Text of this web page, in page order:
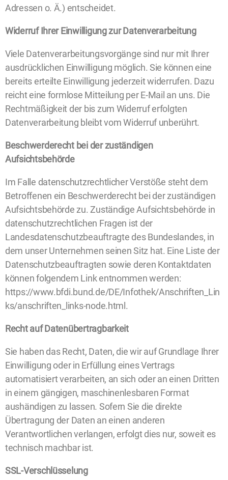
Adressen o. Ä.) entscheidet.
Widerruf Ihrer Einwilligung zur Datenverarbeitung
Viele Datenverarbeitungsvorgänge sind nur mit Ihrer
ausdrücklichen Einwilligung möglich. Sie können eine
bereits erteilte Einwilligung jederzeit widerrufen. Dazu
reicht eine formlose Mitteilung per E-Mail an uns. Die
Rechtmäßigkeit der bis zum Widerruf erfolgten
Datenverarbeitung bleibt vom Widerruf unberührt.
Beschwerderecht bei der zuständigen
Aufsichtsbehörde
Im Falle datenschutzrechtlicher Verstöße steht dem
Betroffenen ein Beschwerderecht bei der zuständigen
Aufsichtsbehörde zu. Zuständige Aufsichtsbehörde in
datenschutzrechtlichen Fragen ist der
Landesdatenschutzbeauftragte des Bundeslandes, in
dem unser Unternehmen seinen Sitz hat. Eine Liste der
Datenschutzbeauftragten sowie deren Kontaktdaten
können folgendem Link entnommen werden:
https://www.bfdi.bund.de/DE/Infothek/Anschriften_Lin
ks/anschriften_links-node.html.
Recht auf Datenübertragbarkeit
Sie haben das Recht, Daten, die wir auf Grundlage Ihrer
Einwilligung oder in Erfüllung eines Vertrags
automatisiert verarbeiten, an sich oder an einen Dritten
in einem gängigen, maschinenlesbaren Format
aushändigen zu lassen. Sofern Sie die direkte
Übertragung der Daten an einen anderen
Verantwortlichen verlangen, erfolgt dies nur, soweit es
technisch machbar ist.
SSL-Verschlüsselung